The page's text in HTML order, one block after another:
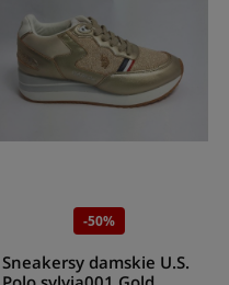
-50%
Sneakersy damskie U.S.